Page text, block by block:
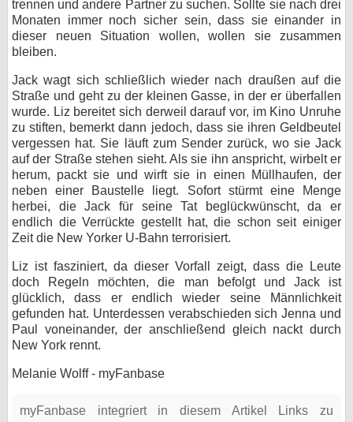
trennen und andere Partner zu suchen. Sollte sie nach drei
Monaten immer noch sicher sein, dass sie einander in
dieser neuen Situation wollen, wollen sie zusammen
bleiben.
Jack wagt sich schließlich wieder nach draußen auf die
Straße und geht zu der kleinen Gasse, in der er überfallen
wurde. Liz bereitet sich derweil darauf vor, im Kino Unruhe
zu stiften, bemerkt dann jedoch, dass sie ihren Geldbeutel
vergessen hat. Sie läuft zum Sender zurück, wo sie Jack
auf der Straße stehen sieht. Als sie ihn anspricht, wirbelt er
herum, packt sie und wirft sie in einen Müllhaufen, der
neben einer Baustelle liegt. Sofort stürmt eine Menge
herbei, die Jack für seine Tat beglückwünscht, da er
endlich die Verrückte gestellt hat, die schon seit einiger
Zeit die New Yorker U-Bahn terrorisiert.
Liz ist fasziniert, da dieser Vorfall zeigt, dass die Leute
doch Regeln möchten, die man befolgt und Jack ist
glücklich, dass er endlich wieder seine Männlichkeit
gefunden hat. Unterdessen verabschieden sich Jenna und
Paul voneinander, der anschließend gleich nackt durch
New York rennt.
Melanie Wolff - myFanbase
myFanbase integriert in diesem Artikel Links zu